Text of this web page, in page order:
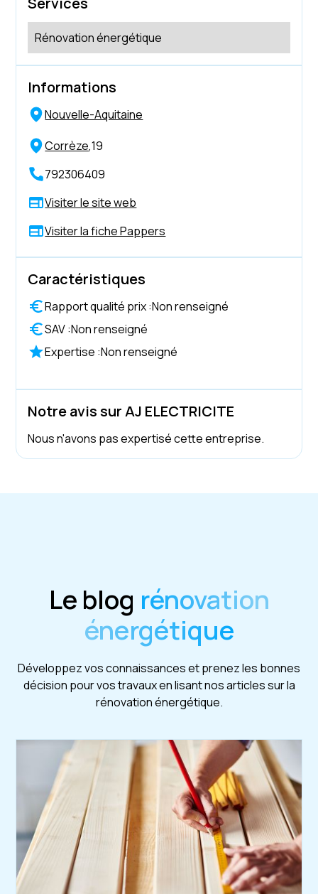
Rénovation énergétique
Informations
Nouvelle-Aquitaine
Corrèze,19
792306409
Visiter le site web
Visiter la fiche Pappers
Caractéristiques
Rapport qualité prix :Non renseigné
SAV :Non renseigné
Expertise :Non renseigné
Notre avis sur AJ ELECTRICITE
Nous n'avons pas expertisé cette entreprise.
Le blog rénovation
énergétique
Développez vos connaissances et prenez les bonnes
décision pour vos travaux en lisant nos articles sur la
rénovation énergétique.